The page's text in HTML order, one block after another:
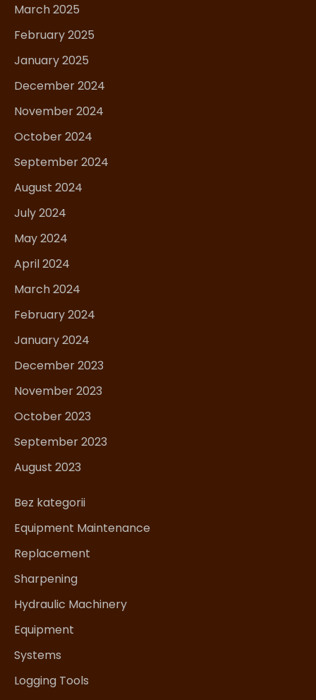
March 2025
February 2025
January 2025
December 2024
November 2024
October 2024
September 2024
August 2024
July 2024
May 2024
April 2024
March 2024
February 2024
January 2024
December 2023
November 2023
October 2023
September 2023
August 2023
Bez kategorii
Equipment Maintenance
Replacement
Sharpening
Hydraulic Machinery
Equipment
Systems
Logging Tools